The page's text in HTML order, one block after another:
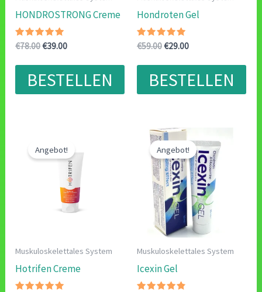
HONDROSTRONG Creme
Bewertet
von 5
€78.00Ursprünglicher
war:
€78.00
€39.00Aktueller
ist:
€39.00.
BESTELLEN
Hondroten Gel
Bewertet
von 5
€59.00Ursprünglicher
war:
€59.00
€29.00Aktueller
ist:
€29.00.
BESTELLEN
Angebot!
Muskuloskelettales System
Hotrifen Creme
Angebot!
Muskuloskelettales System
Icexin Gel